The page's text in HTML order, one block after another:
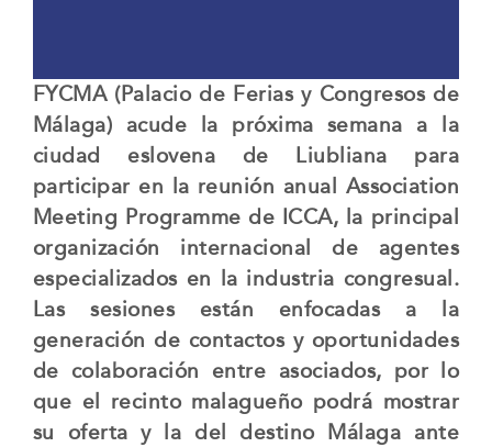
FYCMA (Palacio de Ferias y Congresos de
Málaga) acude la próxima semana a la
ciudad eslovena de Liubliana para
participar en la reunión anual Association
Meeting Programme de ICCA, la principal
organización internacional de agentes
especializados en la industria congresual.
Las sesiones están enfocadas a la
generación de contactos y oportunidades
de colaboración entre asociados, por lo
que el recinto malagueño podrá mostrar
su oferta y la del destino Málaga ante